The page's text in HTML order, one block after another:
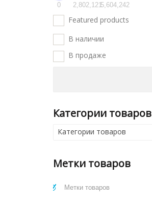
0 2,802,1215,604,242
Featured products
В наличии
В продаже
Категории товаров
Категории товаров
Метки товаров